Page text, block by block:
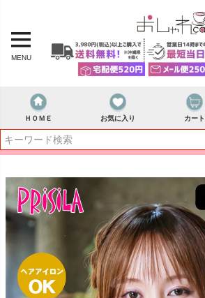
MENU
ＨＯＭＥ お気に入り カート